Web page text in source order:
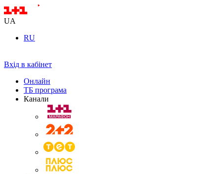
UA
RU
Вхід в кабінет
Онлайн
ТБ програма
Канали